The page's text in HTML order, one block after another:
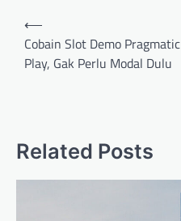
Post
navigation
⟵
Cobain Slot Demo Pragmatic
Play, Gak Perlu Modal Dulu
Related Posts